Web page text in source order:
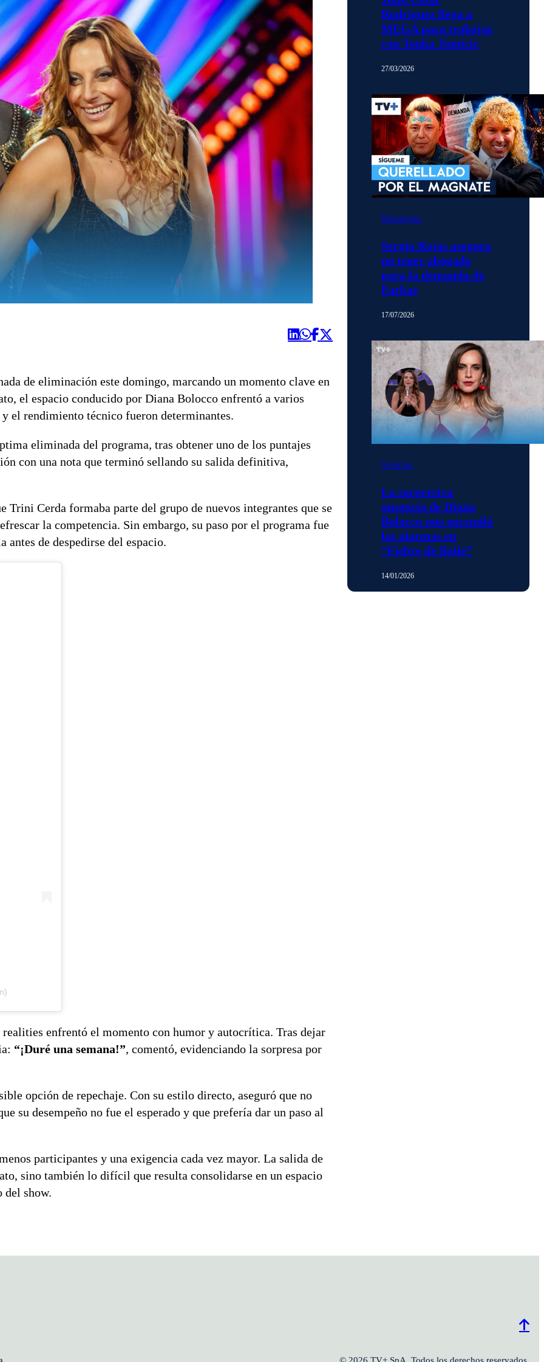
de eliminación este domingo, marcando un momento clave en
el espacio conducido por Diana Bolocco enfrentó a varios
y el rendimiento técnico fueron determinantes.
eliminada del programa, tras obtener uno de los puntajes
con una nota que terminó sellando su salida definitiva,
Trini Cerda formaba parte del grupo de nuevos integrantes que se
la competencia. Sin embargo, su paso por el programa fue
antes de despedirse del espacio.
realities enfrentó el momento con humor y autocrítica. Tras dejar
“¡Duré una semana!”, comentó, evidenciando la sorpresa por
opción de repechaje. Con su estilo directo, aseguró que no
su desempeño no fue el esperado y que prefería dar un paso al
participantes y una exigencia cada vez mayor. La salida de
sino también lo difícil que resulta consolidarse en un espacio
del show.
Rodríguez llega a
MEGA para trabajar
con Tonka Tomicic
27/03/2026
Momentos
Sergio Rojas asegura
no tener abogado
para la demanda de
Farkas
17/07/2026
Noticias
La sorpresiva
ausencia de Diana
Bolocco que encendió
las alarmas en
“Fiebre de Baile”
14/01/2026
© 2026 TV+ SpA. Todos los derechos reservados.